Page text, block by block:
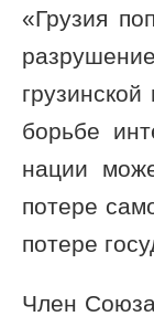
«Грузия
борьбе
нации
потере
потере
Член